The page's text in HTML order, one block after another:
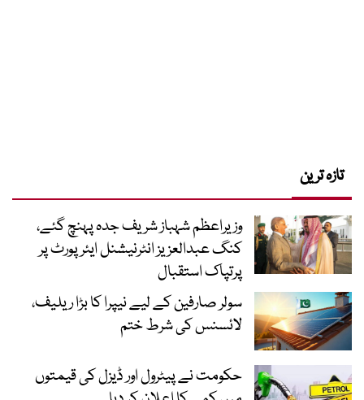
تازہ ترین
وزیراعظم شہباز شریف جدہ پہنچ گئے،
کنگ عبدالعزیز انٹرنیشنل ایئر پورٹ پر
پرتپاک استقبال
سولر صارفین کے لیے نیپرا کا بڑا ریلیف،
لائسنس کی شرط ختم
حکومت نے پیٹرول اور ڈیزل کی قیمتوں